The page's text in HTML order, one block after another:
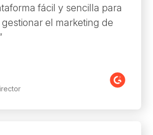
fácil y sencilla para
el marketing de